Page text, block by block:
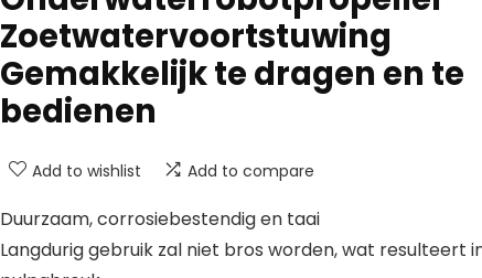
Zoetwatervoortstuwing
Gemakkelijk te dragen en te
bedienen
Add to wishlist Add to compare
Duurzaam, corrosiebestendig en taai
Langdurig gebruik zal niet bros worden, wat resulteert